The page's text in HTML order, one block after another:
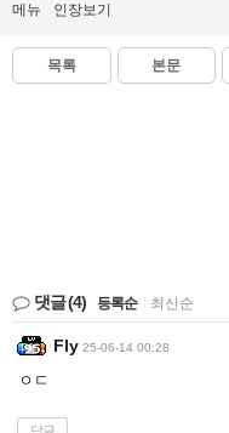
메뉴 인장보기
목록 본문
댓글(4) 등록순 최신순
Fly 25-06-14 00:28
ㅇㄷ